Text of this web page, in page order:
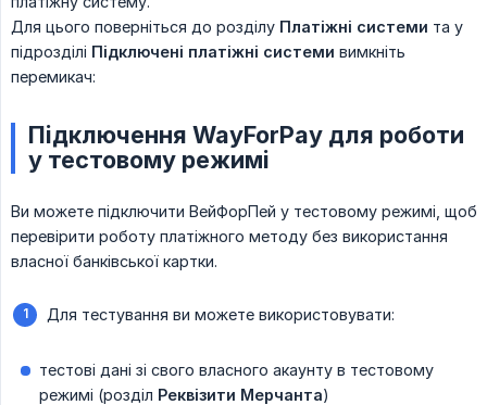
Для цього поверніться до розділу Платіжні системи та у
підрозділі Підключені платіжні системи вимкніть
перемикач:
Підключення WayForPay для роботи
у тестовому режимі
Ви можете підключити ВейФорПей у тестовому режимі, щоб
перевірити роботу платіжного методу без використання
власної банківської картки.
Для тестування ви можете використовувати:
тестові дані зі свого власного акаунту в тестовому
режимі (розділ Реквізити Мерчанта)